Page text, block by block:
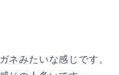
ネみたいな感じです。